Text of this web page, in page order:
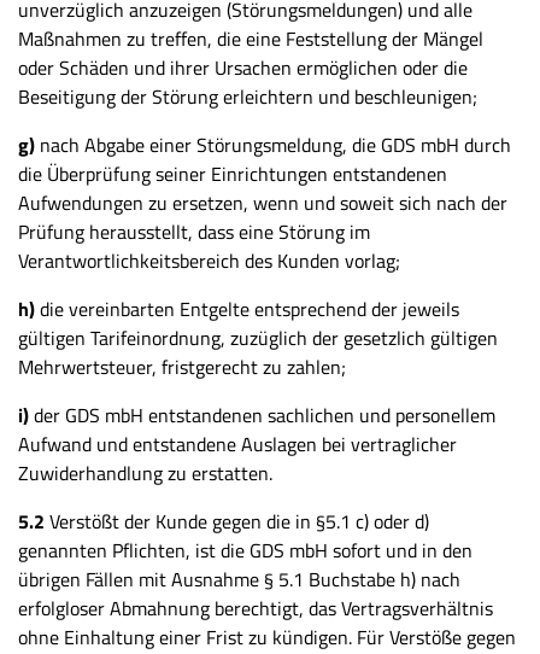
unverzüglich anzuzeigen (Störungsmeldungen) und alle
Maßnahmen zu treffen, die eine Feststellung der Mängel
oder Schäden und ihrer Ursachen ermöglichen oder die
Beseitigung der Störung erleichtern und beschleunigen;
g) nach Abgabe einer Störungsmeldung, die GDS mbH durch
die Überprüfung seiner Einrichtungen entstandenen
Aufwendungen zu ersetzen, wenn und soweit sich nach der
Prüfung herausstellt, dass eine Störung im
Verantwortlichkeitsbereich des Kunden vorlag;
h)die vereinbarten Entgelte entsprechend der jeweils
gültigen Tarifeinordnung, zuzüglich der gesetzlich gültigen
Mehrwertsteuer, fristgerecht zu zahlen;
i)der GDS mbH entstandenen sachlichen und personellem
Aufwand und entstandene Auslagen bei vertraglicher
Zuwiderhandlung zu erstatten.
5.2 Verstößt der Kunde gegen die in §5.1 c) oder d)
genannten Pflichten, ist die GDS mbH sofort und in den
übrigen Fällen mit Ausnahme § 5.1 Buchstabe h) nach
erfolgloser Abmahnung berechtigt, das Vertragsverhältnis
ohne Einhaltung einer Frist zu kündigen. Für Verstöße gegen